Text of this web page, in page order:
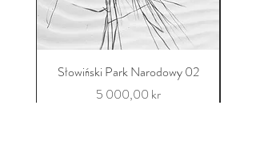
Słowiński Park Narodowy 02
Pris
5 000,00 kr